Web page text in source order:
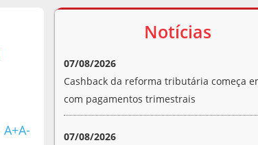
A+A-
Notícias
07/08/2026
Cashback da reforma tributária começa
com pagamentos trimestrais
07/08/2026